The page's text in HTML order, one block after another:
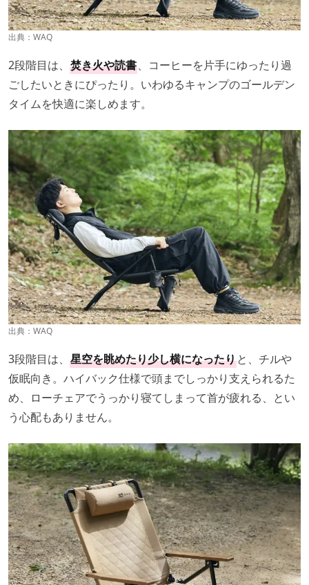
出典： WAQ
2段階目は、 焚き火や読書、コーヒーを片手にゆったり過
ごしたいときにぴったり。いわゆるキャンプのゴールデン
タイムを快適に楽しめます。
出典： WAQ
3段階目は、 星空を眺めたり少し横になったりと、チルや
仮眠向き。ハイバック仕様で頭までしっかり支えられるた
め、ローチェアでうっかり寝てしまって首が疲れる、とい
う心配もありません。